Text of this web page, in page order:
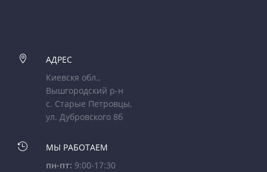

АДРЕС
Киевскя обл.,
Вышгородский р-н
с. Старые Петровцы,
ул. Дубровского 8б

МЫ РАБОТАЕМ
пн-пт: 9:00-17:30